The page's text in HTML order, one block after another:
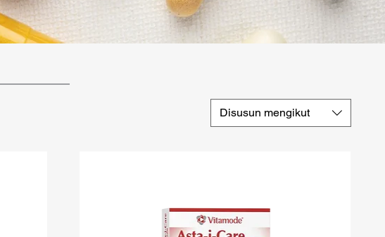
Disusun mengikut